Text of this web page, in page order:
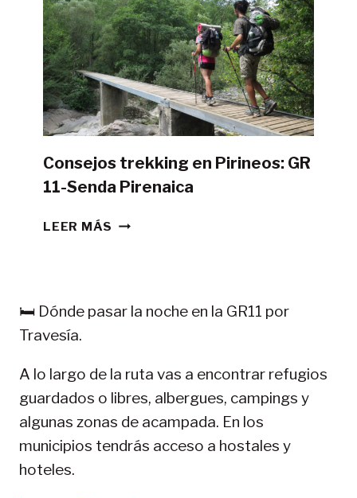
GR11
CON
TIENDA
DE
CAMPAÑA?
Consejos trekking en Pirineos: GR
11-Senda Pirenaica
LEER MÁS CONSEJOS
11-
🛏️ Dónde pasar la noche en la GR11 por
Travesía.
A lo largo de la ruta vas a encontrar refugios
guardados o libres, albergues, campings y
algunas zonas de acampada. En los
municipios tendrás acceso a hostales y
hoteles.